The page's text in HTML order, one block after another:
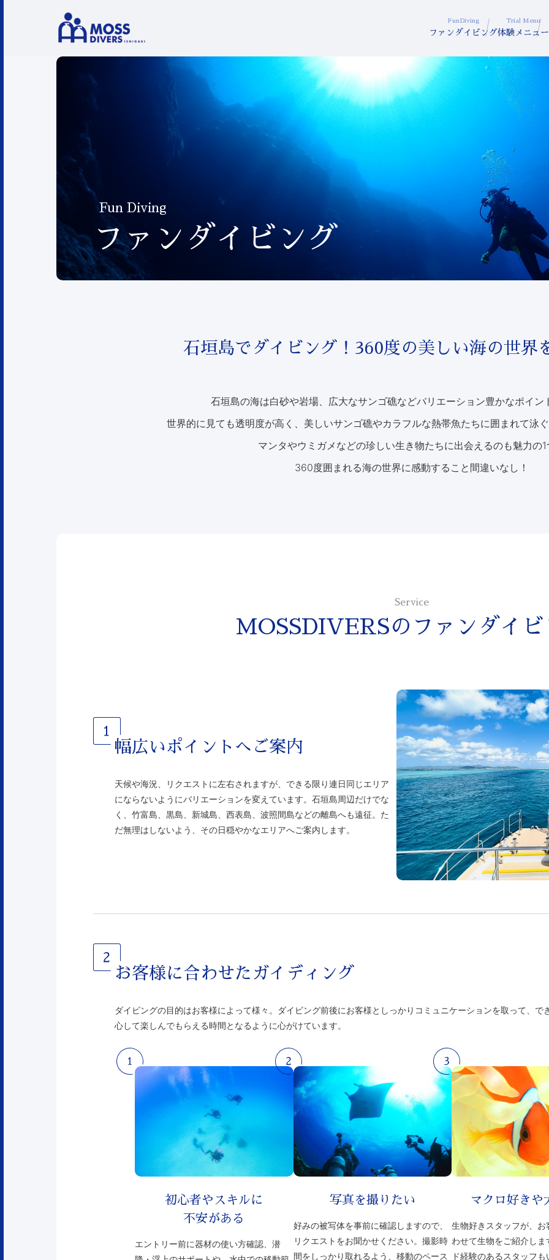
FunDiving
ファンダイビング
Trial Menu
体験メニュー
Fun Diving
ファンダイビング
石垣島でダイビング！360度の美しい海の世界
石垣島の海は白砂や岩場、広大なサンゴ礁などバリエーション豊かなポイン
世界的に見ても透明度が高く、美しいサンゴ礁やカラフルな熱帯魚たちに囲まれて泳
マンタやウミガメなどの珍しい生き物たちに出会えるのも魅力の1
360度囲まれる海の世界に感動すること間違いなし！
Service
MOSSDIVERSの ファンダイ
幅広いポイントへご案内
天候や海況、リクエストに左右されますが、できる限り連日同じエリア
にならないようにバリエーションを変えています。石垣島周辺だけでな
く、竹富島、黒島、新城島、西表島、波照間島などの離島へも遠征。た
だ無理はしないよう、その日穏やかなエリアへご案内します。
お客様に合わせたガイディング
ダイビングの目的はお客様によって様々。ダイビング前後にお客様としっかりコミュニケーションを取って、
心して楽しんでもらえる時間となるように心がけています。
初心者やスキルに
不安がある
エントリー前に器材の使い方確認、潜
写真を撮りたい
好みの被写体を事前に確認しますので、
リクエストをお聞かせください。撮影時
間をしっかり取れるよう、移動のペース
マクロ好きや
生物好きスタッフが、
わせて生物をご紹介し
ド経験のあるスタッフ